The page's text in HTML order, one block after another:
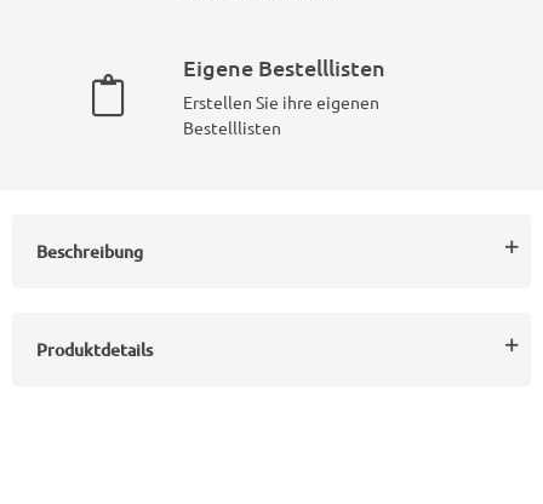
Eigene Bestelllisten
Erstellen Sie ihre eigenen
Bestelllisten
Beschreibung
Produktdetails